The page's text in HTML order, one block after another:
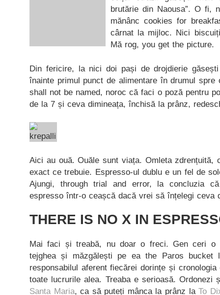
brutărie din Naousa”. O fi,
mănânc cookies for
cârnat la mijloc. Nici
Mă rog, you get the picture.
Din fericire, la nici doi pași de drojdierie
înainte primul punct de alimentare în drumul spre
shall not be named, noroc că faci o poză pentru
de la 7 și ceva dimineața, închisă la prânz,
Aici au ouă. Ouăle sunt viața. Omleta zdrențuită,
exact ce trebuie. Espresso-ul dublu e un fel de
Ajungi, through trial and error, la concluzia
espresso într-o ceașcă dacă vrei să înțelegi ceva
THERE IS NO X IN
Mai faci și treabă, nu doar o freci. Gen ceri o
tejghea și măzgălești pe ea the Paros bucket
responsabilul aferent fiecărei dorințe și
toate lucrurile alea. Treaba e serioasă. Ordonezi
Santa Maria, ca să puteți mânca la prânz laTo